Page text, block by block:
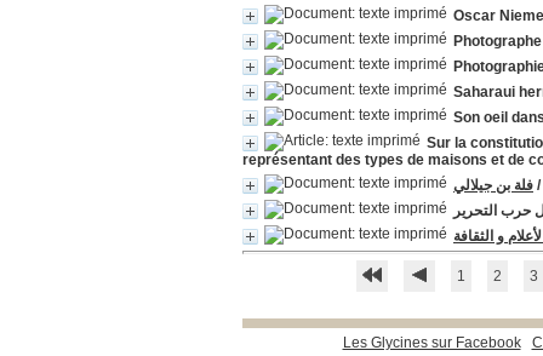
Oscar
Saharaui
Son oeil
Sur la
représentant des types de maisons et de
/ فلة بن جيلالي
حرب التحرير
و الثقافة
1 2 3
Les Glycines sur Facebook